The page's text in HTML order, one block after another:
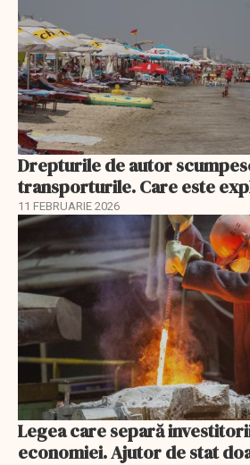
Drepturile de autor
transporturile. Care este
11 FEBRUARIE 2026
Legea care separă
economiei. Ajutor de stat